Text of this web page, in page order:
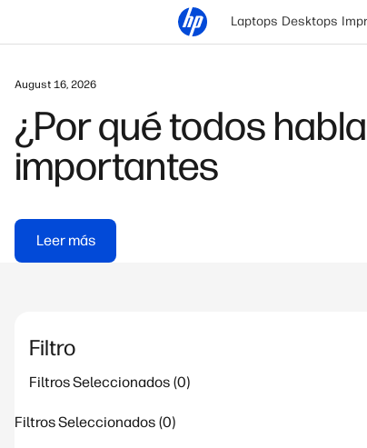
Laptops Desktops
August 16, 2026
¿Por qué todos
importantes
Leer más
Filtro
Filtros Seleccionados
Filtros Seleccionados